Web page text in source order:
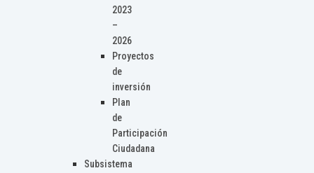
2023
–
2026
Proyectos
de
inversión
Plan
de
Participación
Ciudadana
Subsistema